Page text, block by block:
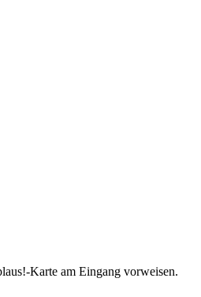
Karte am Eingang vorweisen.